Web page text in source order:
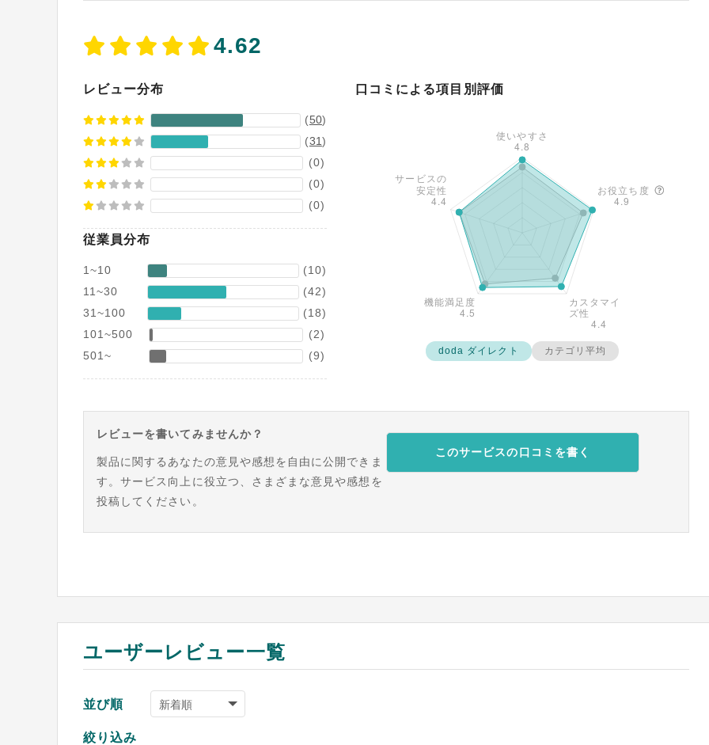
※出典：2025年6月末時点の累計スカウト会員登録者数（doda/doda X会員
4.62
レビュー分布
(50)
(31)
(0)
(0)
(0)
従業員分布
1~10
(10)
11~30
(42)
31~100
(18)
101~500
(2)
501~
(9)
口コミによる項目別評価
doda ダイレクト カテゴリ平均
レビューを書いてみませんか？
製品に関するあなたの意見や感想を自由に公開できま
す。サービス向上に役立つ、さまざまな意見や感想を
投稿してください。
このサービスの口コミを書く
ユーザーレビュー一覧
並び順
絞り込み